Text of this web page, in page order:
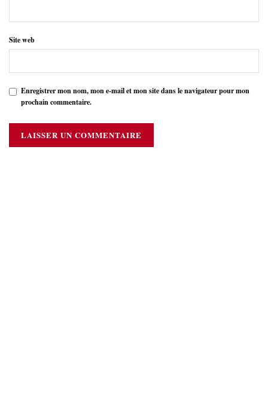
Site web
Enregistrer mon nom, mon e-mail et mon site dans le navigateur pour mon
prochain commentaire.